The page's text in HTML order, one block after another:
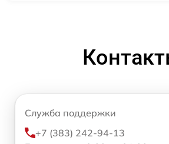
Служба поддержки
+7 (383) 242-94-13